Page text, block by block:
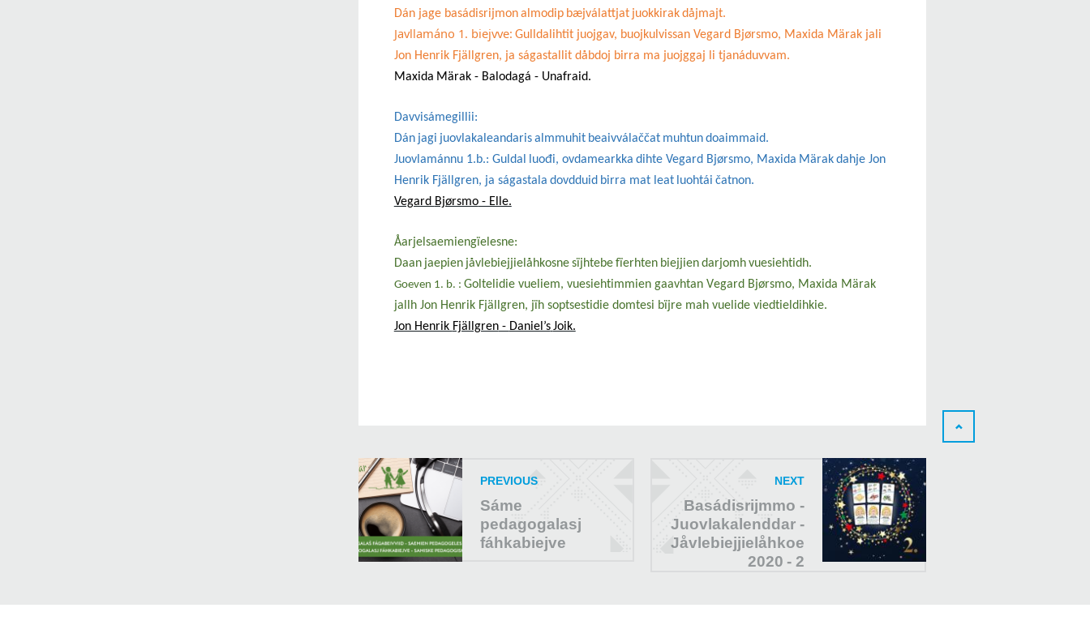
Dánjage basádisrijmon almodip bæjválattjat juokkirak dåjmajt.
Javllamáno 1. biejvve: Gulldalihtit juojgav, buojkulvissan Vegard Bjørsmo, Maxida Märak jali
Jon Henrik Fjällgren, ja ságastallit dåbdoj birra ma juojggaj li tjanáduvvam.
Maxida Märak- Balodagá - Unafraid.
Davvisámegillii:
Dán jagi juovlakaleandaris almmuhit beaivválaččat muhtun doaimmaid.
Juovlamánnu 1.b.: Guldal luođi, ovdamearkka dihteVegard Bjørsmo, Maxida Märak dahjeJon
Henrik Fjällgren, ja ságastala dovdduid birra mat leat luohtái čatnon.
Vegard Bjørsmo- Elle.
Åarjelsaemiengïelesne:
Daan jaepien jåvlebiejjielåhkosne sïjhtebe fïerhten biejjien darjomh vuesiehtidh.
Goeven 1. b. : Goltelidie vueliem, vuesiehtimmien gaavhtan Vegard Bjørsmo, Maxida Märak
jallh Jon Henrik Fjällgren, jïh soptsestidie domtesi bïjre mah vuelide viedtieldihkie.
Jon Henrik Fjällgren- Daniel’s Joik.
PREVIOUS
Sáme
pedagogalasj
fáhkabiejve
NEXT
Basádisrijmmo -
Juovlakalenddar -
Jåvlebiejjielåhkoe
2020 - 2